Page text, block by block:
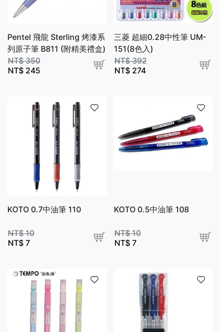
Pentel 飛龍 Sterling 烤漆系
列原子筆 B811 (附精美禮盒)
NT$350
NT$ 245
三菱 超細0.28中性筆 UM-
151(8色入)
NT$392
NT$274
KOTO 0.7中油筆 110
NT$10
NT$ 7
KOTO 0.5中油筆 108
NT$10
NT$7